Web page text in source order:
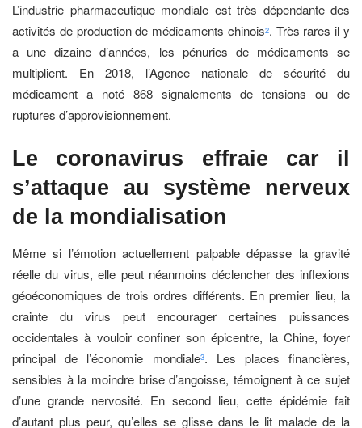
L’industrie pharmaceutique mondiale est très dépendante des
activités de production de médicaments chinois2. Très rares il y
a une dizaine d’années, les pénuries de médicaments se
multiplient. En 2018, l’Agence nationale de sécurité du
médicament a noté 868 signalements de tensions ou de
ruptures d’approvisionnement.
Le coronavirus effraie car il
s’attaque au système nerveux
de la mondialisation
Même si l’émotion actuellement palpable dépasse la gravité
réelle du virus, elle peut néanmoins déclencher des inflexions
géoéconomiques de trois ordres différents. En premier lieu, la
crainte du virus peut encourager certaines puissances
occidentales à vouloir confiner son épicentre, la Chine, foyer
principal de l’économie mondiale3. Les places financières,
sensibles à la moindre brise d’angoisse, témoignent à ce sujet
d’une grande nervosité. En second lieu, cette épidémie fait
d’autant plus peur, qu’elles se glisse dans le lit malade de la